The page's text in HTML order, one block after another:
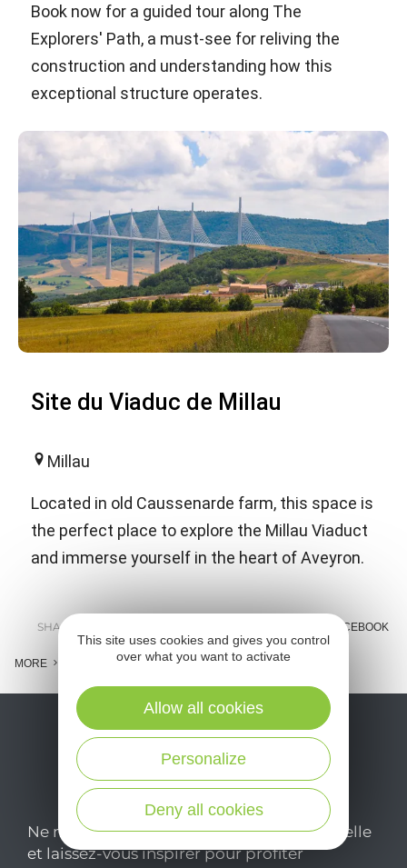
Book now for a guided tour along The
Explorers' Path, a must-see for reliving the
construction and understanding how this
exceptional structure operates.
Site du Viaduc de Millau
Millau
Located in old Caussenarde farm, this space is
the perfect place to explore the Millau Viaduct
and immerse yourself in the heart of Aveyron.
SHARE : FACEBOOK
MORE
Ne manquez pas notre newsletter mensuelle
et laissez-vous inspirer pour profiter
This site uses cookies and gives you control
over what you want to activate
Deny all cookies
Personalize
Allow all cookies